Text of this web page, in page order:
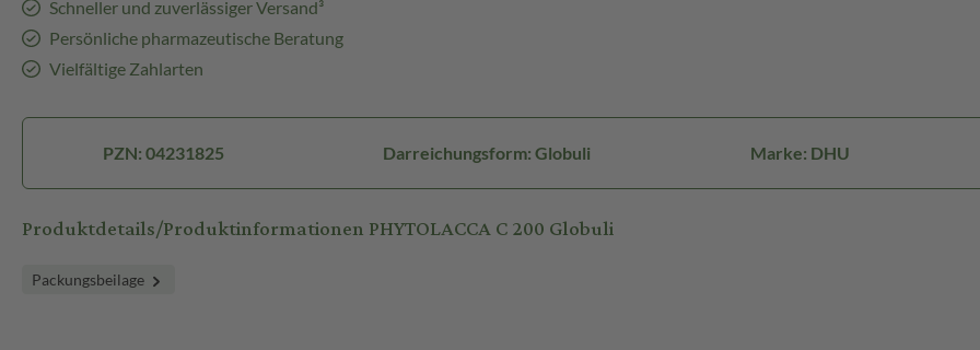
Schneller und zuverlässiger Versand³
Persönliche pharmazeutische Beratung
Vielfältige Zahlarten
PZN: 04231825 Darreichungsform: Globuli Marke: DHU
Produktdetails/Produktinformationen PHYTOLACCA C 200 Globuli
Packungsbeilage